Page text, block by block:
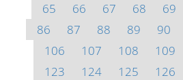
65
66 67 68 69
86
87 88 89 90
106
107 108 109
123
124 125 126